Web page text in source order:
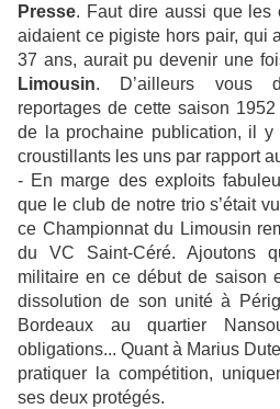
Presse. Faut dire aussi que les
aidaient ce pigiste hors pair, qui
37 ans, aurait pu devenir une
Limousin. D’ailleurs vous
reportages de cette saison
de la prochaine publication, il
croustillants les uns par rapport
- En marge des exploits
que le club de notre trio s’était
ce Championnat du Limousin
du VC Saint-Céré. Ajoutons
militaire en ce début de saison
dissolution de son unité à
Bordeaux au quartier
obligations... Quant à Marius
pratiquer la compétition,
ses deux protégés.